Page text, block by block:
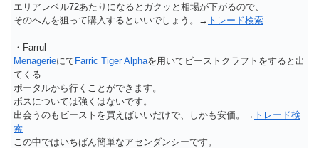
エリアレベル72あたりになるとガクッと相場が下がるので、
そのへんを狙って購入するといいでしょう。→ トレード検索
・Farrul
Menagerieにて Farric Tiger Alphaを用いてビーストクラフトをすると出
てくる
ポータルから行くことができます。
ボスについては強くはないです。
出会うのもビーストを買えばいいだけで、しかも安価。→ トレード検
索
この中ではいちばん簡単なアセンダンシーです。